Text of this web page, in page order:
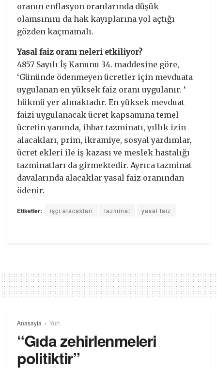
oranın enflasyon oranlarında düşük
olamsınını da hak kayıplarına yol açtığı
gözden kaçmamalı.
Yasal faiz oranı neleri etkiliyor?
4857 Sayılı İş Kanunu 34. maddesine göre,
‘Gününde ödenmeyen ücretler için mevduata
uygulanan en yüksek faiz oranı uygulanır. ‘
hükmü yer almaktadır. En yüksek mevduat
faizi uygulanacak ücret kapsamına temel
ücretin yanında, ihbar tazminatı, yıllık izin
alacakları, prim, ikramiye, sosyal yardımlar,
ücret ekleri ile iş kazası ve meslek hastalığı
tazminatları da girmektedir. Ayrıca tazminat
davalarında alacaklar yasal faiz oranından
ödenir.
Etiketler: işçi alacakları tazminat yasal faiz
Anasayfa Yurt
“Gıda zehirlenmeleri
politiktir”